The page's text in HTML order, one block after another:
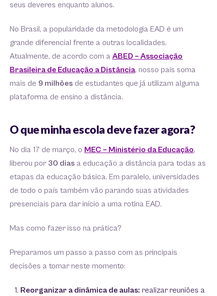
seus deveres enquanto alunos.
No Brasil, a popularidade da metodologia EAD é um
grande diferencial frente a outras localidades.
Atualmente, de acordo com a ABED – Associação
Brasileira de Educação a Distância, nosso país soma
mais de 9 milhões de estudantes que já utilizam alguma
plataforma de ensino a distância.
O que minha escola deve fazer agora?
No dia 17 de março, o MEC – Ministério da Educação,
liberou por 30 dias a educação a distância para todas as
etapas da educação básica. Em paralelo, universidades
de todo o país também vão parando suas atividades
presenciais para dar início a uma rotina EAD.
Mas como fazer isso na prática?
Preparamos um passo a passo com as principais
decisões a tomar neste momento:
Reorganizar a dinâmica de aulas: realizar reuniões a